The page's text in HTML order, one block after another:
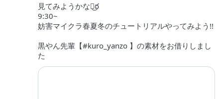
見てみようかなఠ͜ఠ
9:30~
妨害マイクラ春夏冬のチュートリアルやってみよう!!
黒やん先輩【#kuro_yanzo 】の素材をお借りしまし
た